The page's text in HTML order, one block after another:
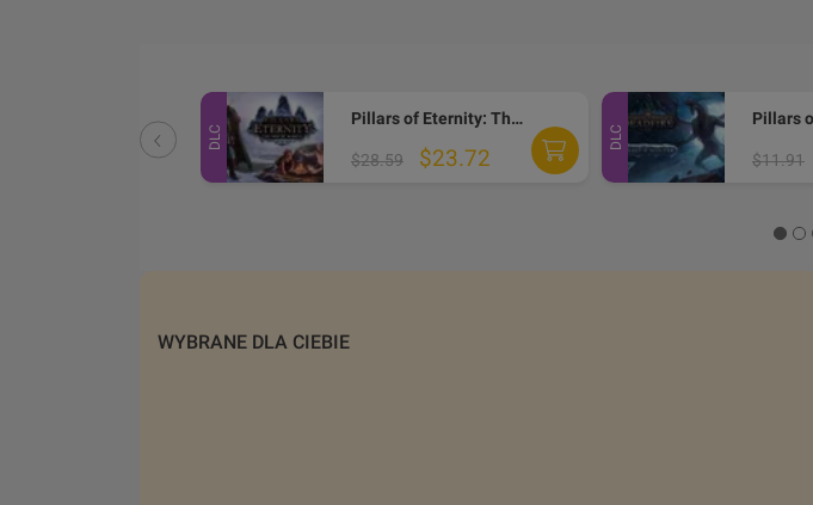
DLC
Pillars of Eternity: The White March Expansion Pass Steam Gift
$28.59 $23.72
DLC
$11.91
WYBRANE DLA CIEBIE